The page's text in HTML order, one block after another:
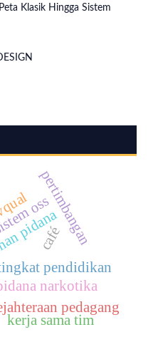
Klasik Hingga Sistem
pidana
narkotika
pertimbangan
oss
pendidikan
pedagang
kerja sama tim
café